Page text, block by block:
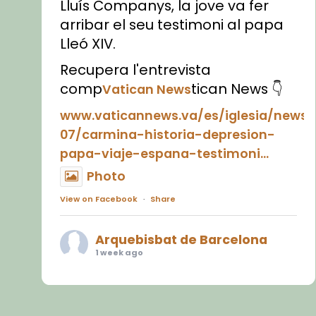
Lluís Companys, la jove va fer
arribar el seu testimoni al papa
Lleó XIV.
Recupera l'entrevista
compVatican Newstican News 👇
www.vaticannews.va/es/iglesia/news/
07/carmina-historia-depresion-
papa-viaje-espana-testimoni...
Photo
View on Facebook · Share
Arquebisbat de Barcelona
1 week ago